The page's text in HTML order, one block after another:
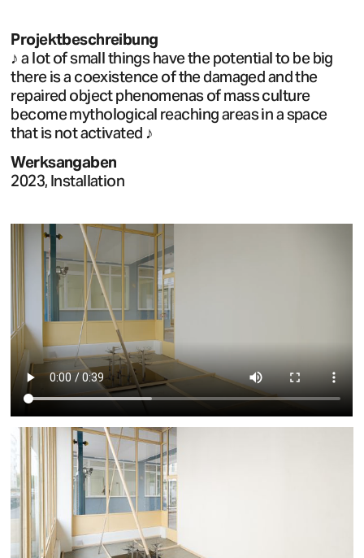
Projektbeschreibung
♪ a lot of small things have the potential to be big
there is a coexistence of the damaged and the
repaired object phenomenas of mass culture
become mythological reaching areas in a space
that is not activated ♪
Werksangaben
2023, Installation